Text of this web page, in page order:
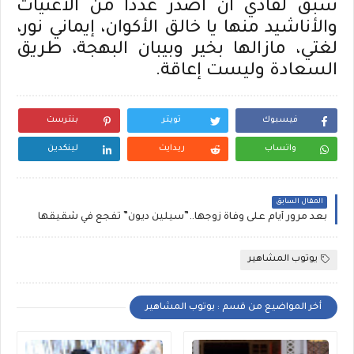
سبق لفادي أن اصدر عددا من الأغنيات
والأناشيد منها يا خالق الأكوان، إيماني نور،
لغتي، مازالها بخير وبيبان البهجة، طريق
السعادة وليست إعاقة.
فيسبوك تويتر بنترست
واتساب ريدايت لينكدين
المقال السابق
بعد مرور أيام على وفاة زوجها..”سيلين ديون” تفجع في شقيقها
يوتوب المشاهير
أخر المواضيع من قسم : يوتوب المشاهير